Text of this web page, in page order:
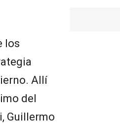
los
Allí
del
Guillermo